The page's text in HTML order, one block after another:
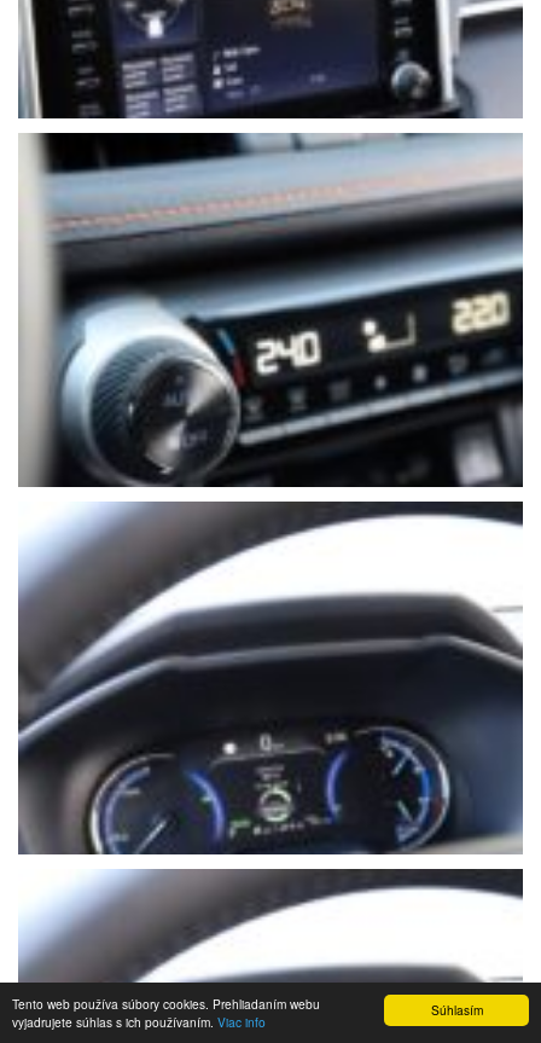
Súhlasím
Tento web používa súbory cookies. Prehliadaním webu
vyjadrujete súhlas s ich používaním. Viac info